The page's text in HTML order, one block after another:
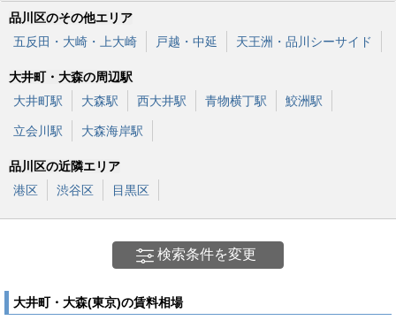
品川区のその他エリア
五反田・大崎・上大崎
戸越・中延 天王洲・品川シーサイド
大井町・大森の周辺駅
大井町駅
大森駅 西大井駅 青物横丁駅 鮫洲駅
立会川駅 大森海岸駅
品川区の近隣エリア
港区
渋谷区 目黒区
検索条件を変更
大井町・大森(東京)の賃料相場